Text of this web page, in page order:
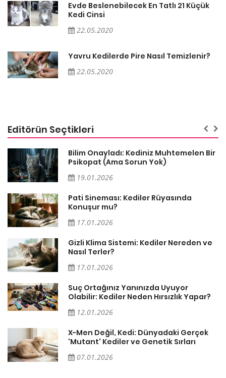
Evde Beslenebilecek En Tatlı 21 Küçük
Kedi Cinsi
22.05.2020
Yavru Kedilerde Pire Nasıl Temizlenir?
22.05.2020
Editörün Seçtikleri
Bilim Onayladı: Kediniz Muhtemelen Bir
Psikopat (Ama Sorun Yok)
19.01.2026
Pati Sineması: Kediler Rüyasında
Konuşur mu?
17.01.2026
Gizli Klima Sistemi: Kediler Nereden ve
Nasıl Terler?
17.01.2026
Suç Ortağınız Yanınızda Uyuyor
Olabilir: Kediler Neden Hırsızlık Yapar?
12.01.2026
X-Men Değil, Kedi: Dünyadaki Gerçek
'Mutant' Kediler ve Genetik Sırları
07.01.2026